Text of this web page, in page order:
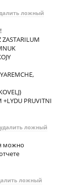
ложный
ZASTARILUM
+LYDU PRUVITNI
удалить ложный
можно
ложный